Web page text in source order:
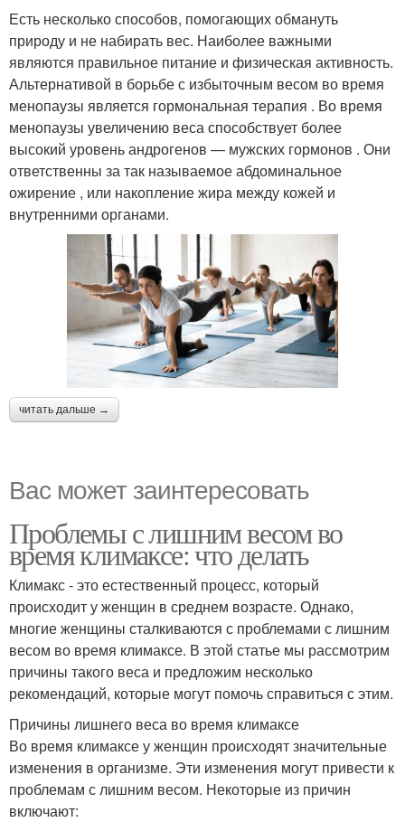
Есть несколько способов, помогающих обмануть
природу и не набирать вес. Наиболее важными
являются правильное питание и физическая активность.
Альтернативой в борьбе с избыточным весом во время
менопаузы является гормональная терапия . Во время
менопаузы увеличению веса способствует более
высокий уровень андрогенов — мужских гормонов . Они
ответственны за так называемое абдоминальное
ожирение , или накопление жира между кожей и
внутренними органами.
читать дальше →
Вас может заинтересовать
Проблемы с лишним весом во
время климаксе: что делать
Климакс - это естественный процесс, который
происходит у женщин в среднем возрасте. Однако,
многие женщины сталкиваются с проблемами с лишним
весом во время климаксе. В этой статье мы рассмотрим
причины такого веса и предложим несколько
рекомендаций, которые могут помочь справиться с этим.
Причины лишнего веса во время климаксе
Во время климаксе у женщин происходят значительные
изменения в организме. Эти изменения могут привести к
проблемам с лишним весом. Некоторые из причин
включают: